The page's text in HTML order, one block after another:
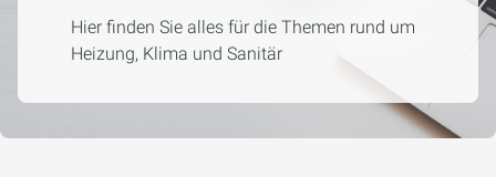
Hier finden Sie alles für die Themen rund um
Heizung, Klima und Sanitär